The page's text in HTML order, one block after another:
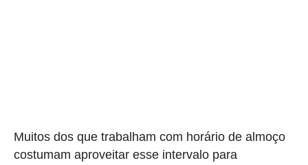
Muitos dos que trabalham com horário de almoço
costumam aproveitar esse intervalo para